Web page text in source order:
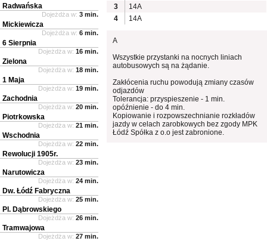
3
14A
4
14A
A
Wszystkie przystanki na nocnych liniach
autobusowych są na żądanie.
Zakłócenia ruchu powodują zmiany czasów
odjazdów
Tolerancja: przyspieszenie - 1 min.
opóźnienie - do 4 min.
Kopiowanie i rozpowszechnianie rozkładów
jazdy w celach zarobkowych bez zgody MPK
Łódź Spółka z o.o jest zabronione.
Radwańska
Dojeżdża w: 3 min.
Mickiewicza
Dojeżdża w: 6 min.
6 Sierpnia
Dojeżdża w: 16 min.
Zielona
Dojeżdża w: 18 min.
1 Maja
Dojeżdża w: 19 min.
Zachodnia
Dojeżdża w: 20 min.
Piotrkowska
Dojeżdża w: 21 min.
Wschodnia
Dojeżdża w: 22 min.
Rewolucji 1905r.
Dojeżdża w: 23 min.
Narutowicza
Dojeżdża w: 24 min.
Dw. Łódź Fabryczna
Dojeżdża w: 25 min.
Pl. Dąbrowskiego
Dojeżdża w: 26 min.
Tramwajowa
Dojeżdża w: 27 min.